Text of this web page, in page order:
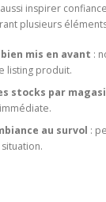
inspirer
plusieurs
mis en avant :
listing produit.
stocks par
au survol :